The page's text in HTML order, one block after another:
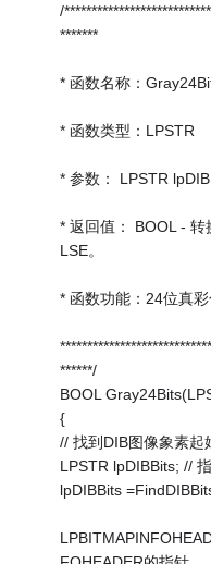
/
*******
* 函数名称：
* 函数类型：LPSTR
* 参数： LPSTR
* 返回值： BOOL -
LSE。
* 函数功能：24位真
******/
BOOL
{
// 找到DIB图像象素起
LPSTR lpDIBBits; //
lpDIBBits